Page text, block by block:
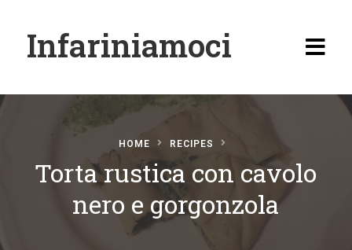
Infariniamoci
Home
HOME RECIPES
Torta rustica con cavolo
nero e gorgonzola